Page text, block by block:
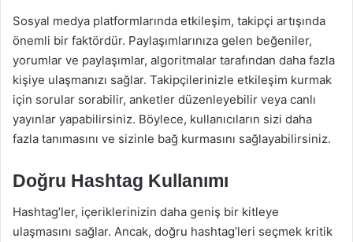
Sosyal medya platformlarında etkileşim, takipçi artışında
önemli bir faktördür. Paylaşımlarınıza gelen beğeniler,
yorumlar ve paylaşımlar, algoritmalar tarafından daha fazla
kişiye ulaşmanızı sağlar. Takipçilerinizle etkileşim kurmak
için sorular sorabilir, anketler düzenleyebilir veya canlı
yayınlar yapabilirsiniz. Böylece, kullanıcıların sizi daha
fazla tanımasını ve sizinle bağ kurmasını sağlayabilirsiniz.
Doğru Hashtag Kullanımı
Hashtag’ler, içeriklerinizin daha geniş bir kitleye
ulaşmasını sağlar. Ancak, doğru hashtag’leri seçmek kritik